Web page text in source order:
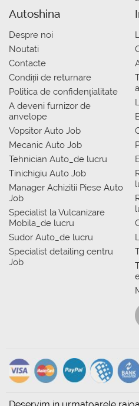
Autoshina
Despre noi
Noutati
Contacte
Condiții de returnare
Politica de confidențialitate
A deveni furnizor de
anvelope
Vopsitor Auto Job
Mecanic Auto Job
Tehnician Auto_de lucru
Tinichigiu Auto Job
Manager Achizitii Piese Auto
Job
Specialist la Vulcanizare
Mobila_de lucru
Sudor Auto_de lucru
Specialist detailing centru
Job